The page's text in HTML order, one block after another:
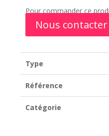
150
Pour commander ce
Nous contacter
Type
Référence
Catégorie